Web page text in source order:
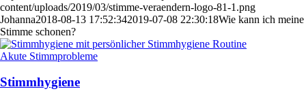
content/uploads/2019/03/stimme-veraendern-logo-81-1.png
Johanna2018-08-13 17:52:342019-07-08 22:30:18Wie kann ich meine
Stimme schonen?
Akute Stimmprobleme
Stimmhygiene